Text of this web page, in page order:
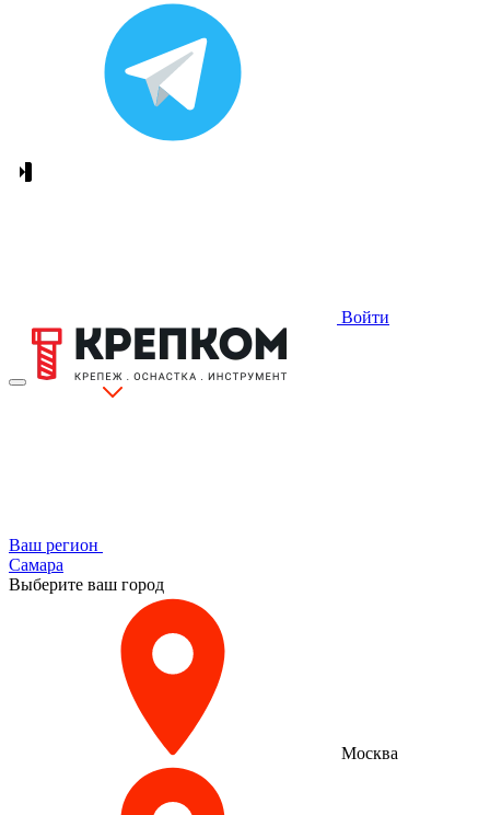
Войти
Ваш регион
Самара
Выберите ваш город
Москва